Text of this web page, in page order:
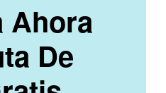
Ahora
De